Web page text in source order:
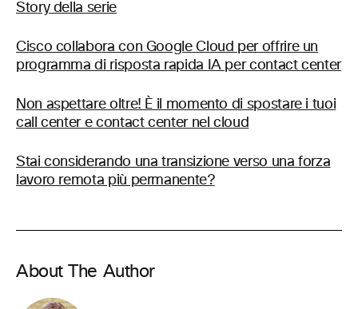
Story della serie
Cisco collabora con Google Cloud per offrire un
programma di risposta rapida IA per contact center
Non aspettare oltre! È il momento di spostare i tuoi
call center e contact center nel cloud
Stai considerando una transizione verso una forza
lavoro remota più permanente?
About The Author